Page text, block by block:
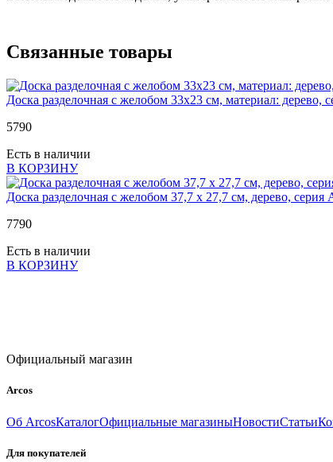
Связанные товары
Доска разделочная с желобом 33х23 см, материал: дерево,
5790
Есть в наличии
В КОРЗИНУ
Доска разделочная с желобом 37,7 х 27,7 см, дерево,
7790
Есть в наличии
В КОРЗИНУ
Официальный магазин
Arcos
Об ArcosКаталогОфициальные магазиныНовостиСтатьи
Для покупателей